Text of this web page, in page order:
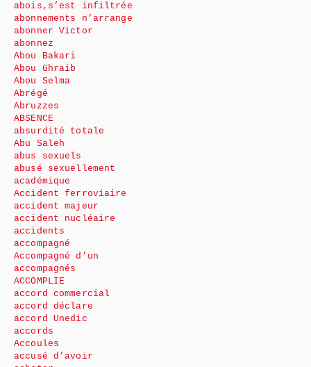
abois,s’est infiltrée
abonnements n’arrange
abonner Victor
abonnez
Abou Bakari
Abou Ghraib
Abou Selma
Abrégé
Abruzzes
ABSENCE
absurdité totale
Abu Saleh
abus sexuels
abusé sexuellement
académique
Accident ferroviaire
accident majeur
accident nucléaire
accidents
accompagné
Accompagné d’un
accompagnés
ACCOMPLIE
accord commercial
accord déclare
accord Unedic
accords
Accoules
accusé d’avoir